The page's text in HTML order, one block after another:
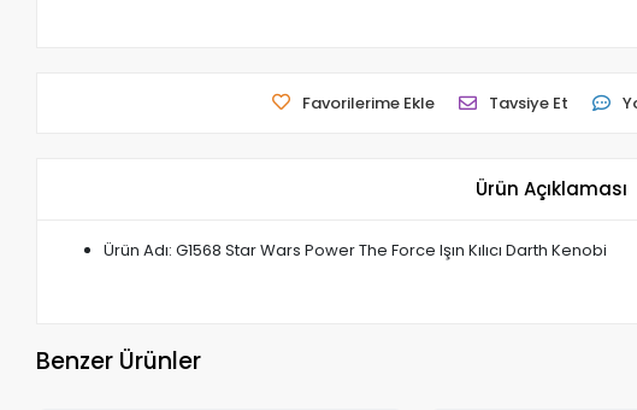
Favorilerime Ekle Tavsiye Et
Ürün Açıklaması
Ürün Adı: G1568 Star Wars Power The Force Işın Kılıcı Darth Kenobi
Benzer Ürünler